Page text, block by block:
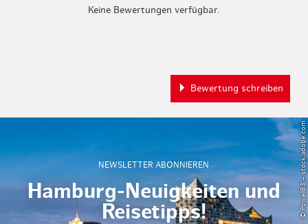
Keine Bewertungen verfügbar.
Bewertung schreiben
NEWSLETTER ABONNIEREN
Hamburg-Neuigkeiten und
Reisetipps!
© Powell83 – stock.adobe.com